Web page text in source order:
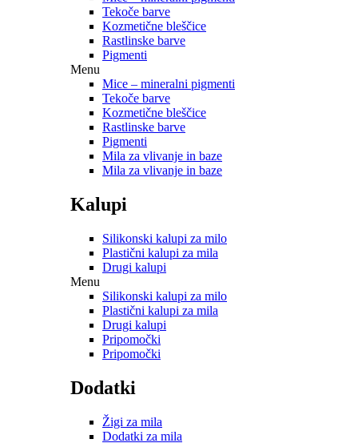
Tekoče barve
Kozmetične bleščice
Rastlinske barve
Pigmenti
Menu
Mice – mineralni pigmenti
Tekoče barve
Kozmetične bleščice
Rastlinske barve
Pigmenti
Mila za vlivanje in baze
Mila za vlivanje in baze
Kalupi
Silikonski kalupi za milo
Plastični kalupi za mila
Drugi kalupi
Menu
Silikonski kalupi za milo
Plastični kalupi za mila
Drugi kalupi
Pripomočki
Pripomočki
Dodatki
Žigi za mila
Dodatki za mila